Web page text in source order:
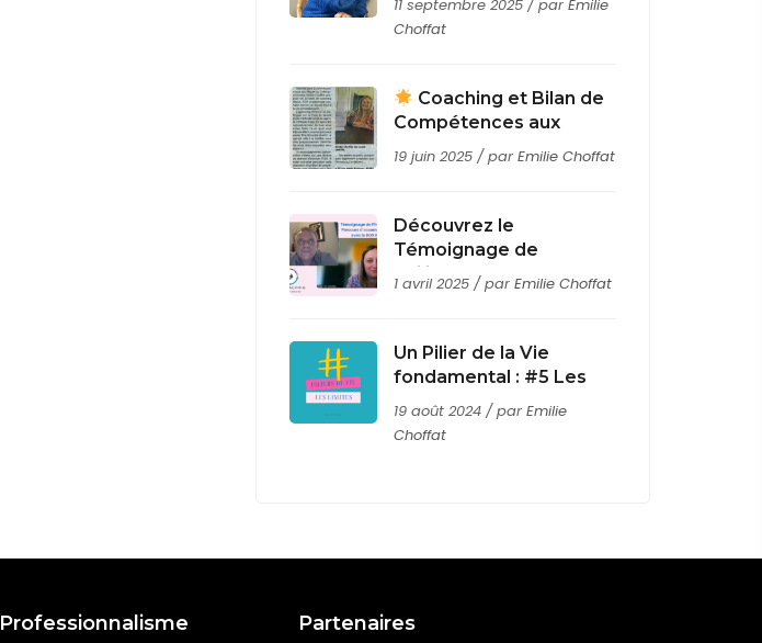
coaching
11 septembre 2025 / par Emilie
Choffat
Coaching et Bilan de
Compétences aux
Sables-d’Olonne : mon
activité à l’honneur dans
19 juin 2025 / par Emilie Choffat
Découvrez le
Témoignage de
Philippe, sur le parcours
d’accompagnement de
IKIGAÏ®
1 avril 2025 / par Emilie Choffat
Un Pilier de la Vie
fondamental : #5 Les
LIMITES
19 août 2024 / par Emilie
Choffat
Professionnalisme Partenaires